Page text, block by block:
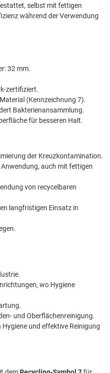
selbst mit fettigen
während der Verwendung
32 mm.
zertifiziert.
(Kennzeichnung 7).
Bakterienansammlung.
für besseren Halt.
der Kreuzkontamination.
auch mit fettigen
von recycelbaren
langfristigen Einsatz in
wo Hygiene
und Oberflächenreinigung.
und effektive Reinigung